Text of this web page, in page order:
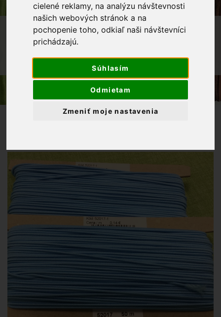
cielené reklamy, na analýzu návštevnosti
našich webových stránok a na
pochopenie toho, odkiaľ naši návštevníci
prichádzajú.
Súhlasím
Odmietam
Zmeniť moje nastavenia
OBCHOD GALANTÉRIA GUMA
KLOBÚKOVÁ GUMA 1,4 MM - MODRÁ